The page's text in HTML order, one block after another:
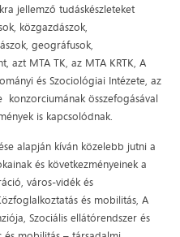
jellemző tudáskészleteket
közgazdászok,
geográfusok,
azt MTA TK, az MTA KRTK, A
és Szociológiai Intézete, az
konzorciumának összefogásával
is kapcsolódnak.
alapján kíván közelebb jutni a
és következményeinek a
város-vidék és
és mobilitás, A
Szociális ellátórendszer és